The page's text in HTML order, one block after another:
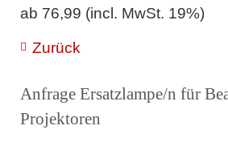
ab 76,99 (incl. MwSt. 19%)
Zurück
Anfrage Ersatzlampe/n für
Projektoren